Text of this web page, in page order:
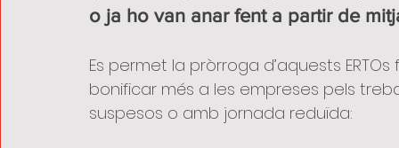
o ja ho van anar fent a partir de
Es permet la pròrroga d’aquests
bonificar més a les empreses pels
suspesos o amb jornada reduïda: